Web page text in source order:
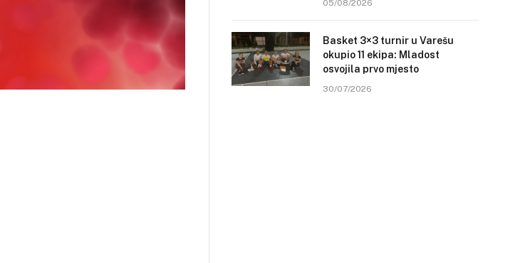
05/08/2026
Basket 3×3 turnir u Varešu
okupio 11 ekipa: Mladost
osvojila prvo mjesto
30/07/2026